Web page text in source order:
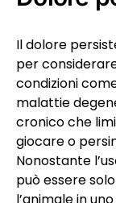
Il dolore
per
condizioni
malattie
cronico che
giocare o
Nonostante
può essere